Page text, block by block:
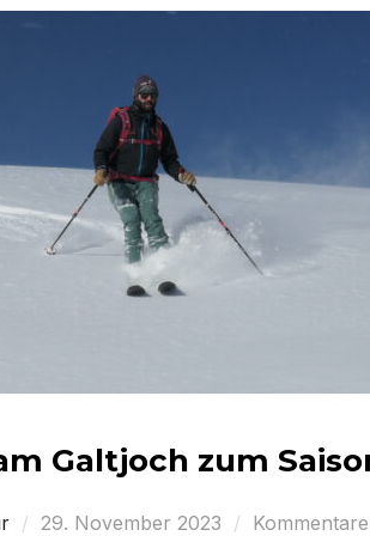
Galtjoch zum
Veröffentlicht
29. November 2023